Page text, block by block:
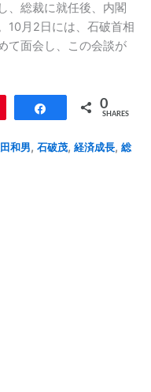
、総裁に就任後、内閣
10月2日には、石破首相
て面会し、この会談が
Share 0
SHARES
和男, 石破茂, 経済成長, 総